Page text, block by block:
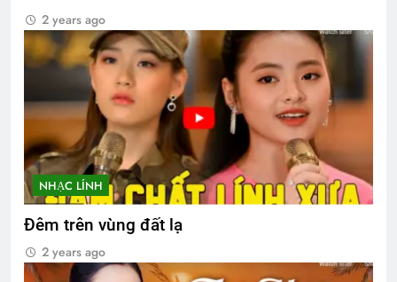
2 years ago
NHẠC LÍNH
Đêm trên vùng đất lạ
2 years ago